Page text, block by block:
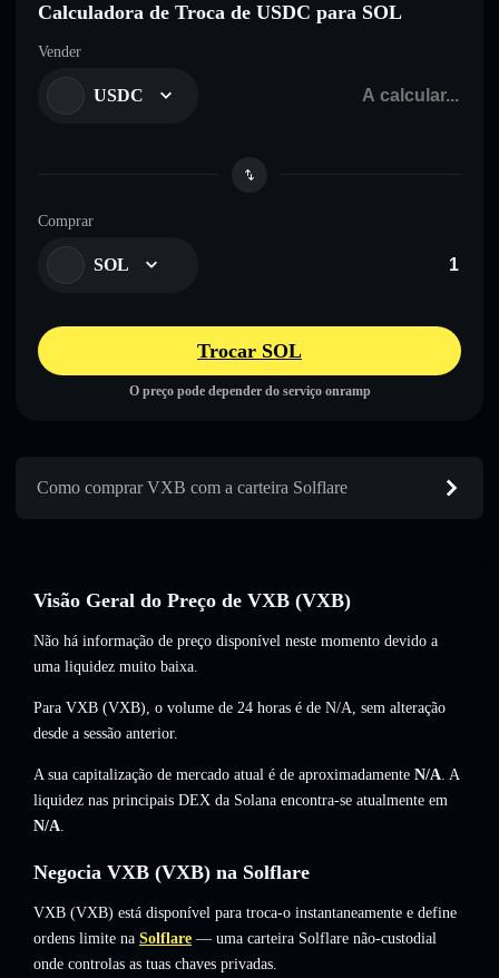
Calculadora de Troca de USDC para SOL
Vender
USDC
Comprar
SOL
Trocar SOL
O preço pode depender do serviço onramp
Como comprar VXB com a carteira Solflare
Visão Geral do Preço de VXB (VXB)
Não há informação de preço disponível neste momento devido a
uma liquidez muito baixa.
Para VXB (VXB), o volume de 24 horas é de N/A, sem alteração
desde a sessão anterior.
A sua capitalização de mercado atual é de aproximadamente N/A. A
liquidez nas principais DEX da Solana encontra-se atualmente em
N/A.
Negocia VXB (VXB) na Solflare
VXB (VXB) está disponível para troca-o instantaneamente e define
ordens limite na Solflare — uma carteira Solflare não-custodial
onde controlas as tuas chaves privadas.